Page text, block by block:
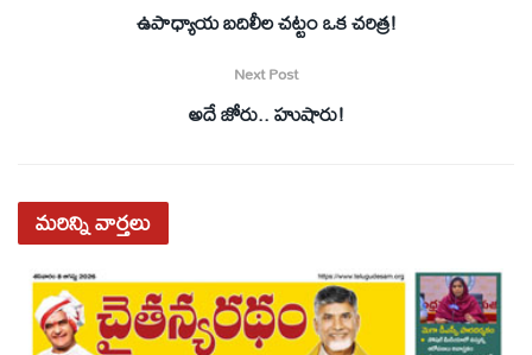
ఉపాధ్యాయ బదిలీల చట్టం ఒక చరిత్ర!
Next Post
అదే జోరు.. హుషారు!
మరిన్నివార్తలు